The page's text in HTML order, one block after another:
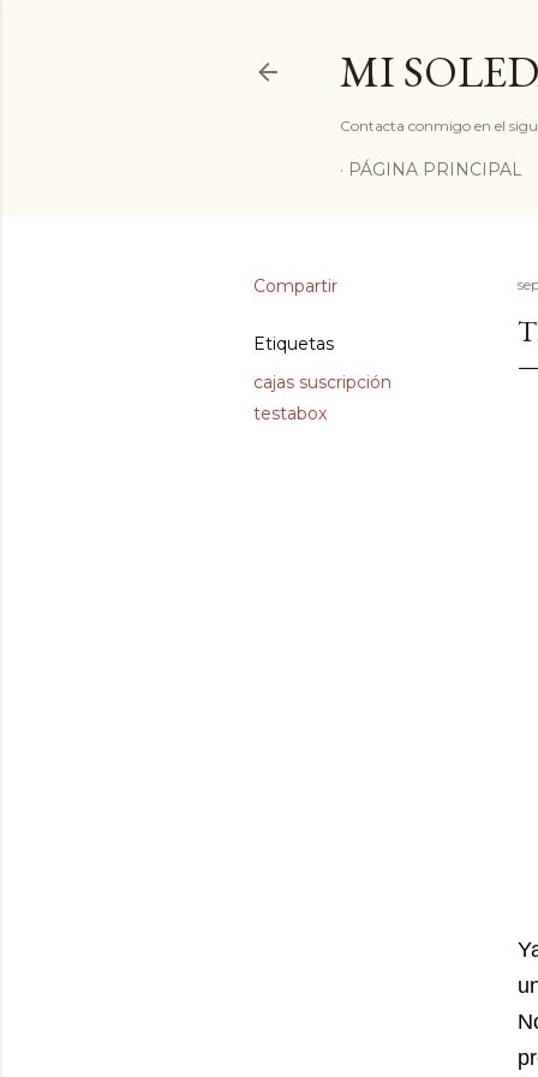
MI
Contacta conmigo en el
PÁGINA PRINCIPAL
Compartir
Etiquetas
cajas suscripción
testabox